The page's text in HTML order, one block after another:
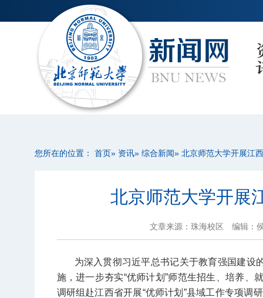
您所在的位置： 首页» 资讯» 综合新闻» 北京师范大学开展江
北京师范大学开展
文章来源：珠海校区 编辑：
为深入贯彻习近平总书记关于教育强国建设
施，进一步夯实“优师计划”师范生招生、培养
调研组赴江西省开展“优师计划”县域工作专项调